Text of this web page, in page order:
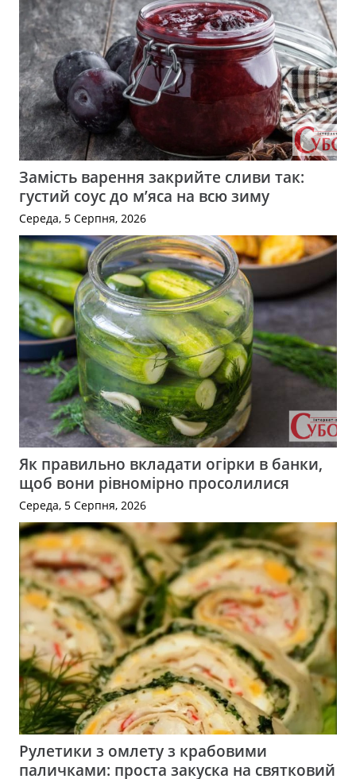
Замість варення закрийте сливи так:
густий соус до м’яса на всю зиму
Середа, 5 Серпня, 2026
Як правильно вкладати огірки в банки,
щоб вони рівномірно просолилися
Середа, 5 Серпня, 2026
Рулетики з омлету з крабовими
паличками: проста закуска на святковий